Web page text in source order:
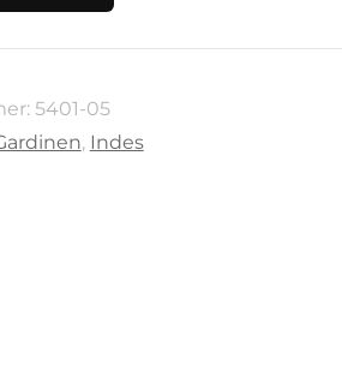
5401-05
, Indes